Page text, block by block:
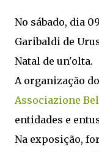
No sábado, dia
Garibaldi de
Natal de un'olta.
A organização
Associazione
entidades e
Na exposição,